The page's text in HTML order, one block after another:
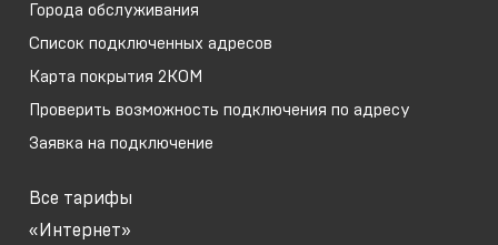
Города обслуживания
Список подключенных адресов
Карта покрытия 2КОМ
Проверить возможность подключения по адресу
Заявка на подключение
Все тарифы
«Интернет»